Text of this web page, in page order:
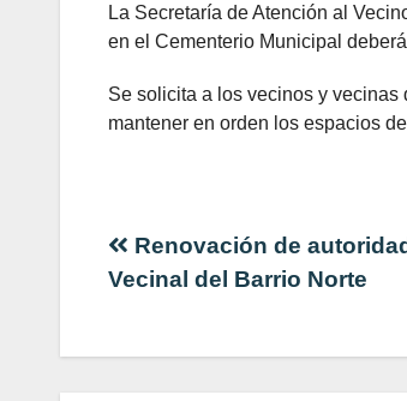
La Secretaría de Atención al
en el Cementerio Municipal
Se solicita a los vecinos y
mantener en orden los espacios
Navegación
entradas
Renovación de
Vecinal del Barrio Norte